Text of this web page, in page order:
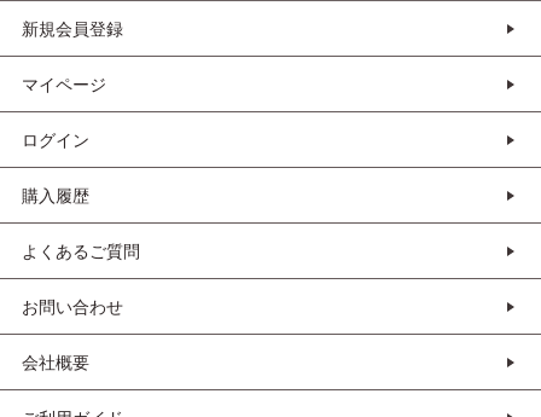
新規会員登録
マイページ
ログイン
購入履歴
よくあるご質問
お問い合わせ
会社概要